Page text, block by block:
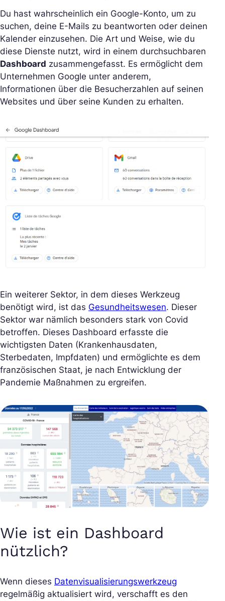
Du hast wahrscheinlich ein Google-Konto, um zu
suchen, deine E-Mails zu beantworten oder deinen
Kalender einzusehen. Die Art und Weise, wie du
diese Dienste nutzt, wird in einem durchsuchbaren
Dashboard zusammengefasst. Es ermöglicht dem
Unternehmen Google unter anderem,
Informationen über die Besucherzahlen auf seinen
Websites und über seine Kunden zu erhalten.
Ein weiterer Sektor, in dem dieses Werkzeug
benötigt wird, ist das Gesundheitswesen. Dieser
Sektor war nämlich besonders stark von Covid
betroffen. Dieses Dashboard erfasste die
wichtigsten Daten (Krankenhausdaten,
Sterbedaten, Impfdaten) und ermöglichte es dem
französischen Staat, je nach Entwicklung der
Pandemie Maßnahmen zu ergreifen.
Wie ist ein Dashboard
nützlich?
Wenn dieses Datenvisualisierungswerkzeug
regelmäßig aktualisiert wird, verschafft es den